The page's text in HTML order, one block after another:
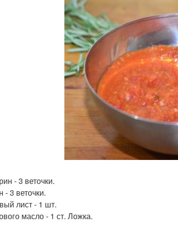
- 3 веточки.
- 3 веточки.
лист - 1 шт.
масло - 1 ст. Ложка.